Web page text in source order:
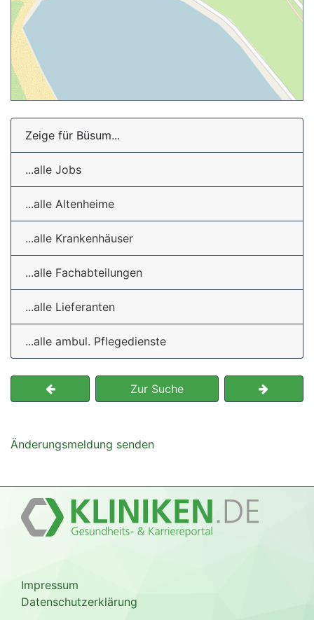
Zeige für Büsum...
...alle Jobs
...alle Altenheime
...alle Krankenhäuser
...alle Fachabteilungen
...alle Lieferanten
...alle ambul. Pflegedienste
Zur Suche
Änderungsmeldung senden
Impressum
Datenschutzerklärung